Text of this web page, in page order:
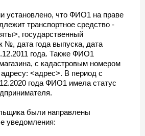
установлено, что ФИО1 на праве
транспортное средство -
государственный
№, дата года выпуска, дата
года. Также ФИО1
с кадастровым номером
<адрес>. В период с
года ФИО1 имела статус
были направлены
уведомления: